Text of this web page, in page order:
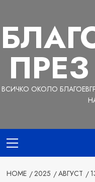
content
ВСИЧКО ОКОЛО
Menu
HOME 2025 АВГУСТ